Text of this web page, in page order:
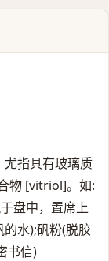
尤指具有玻璃质
物 [vitriol]。如:
盘中，置席上
的水);矾粉(脱胶
书信)